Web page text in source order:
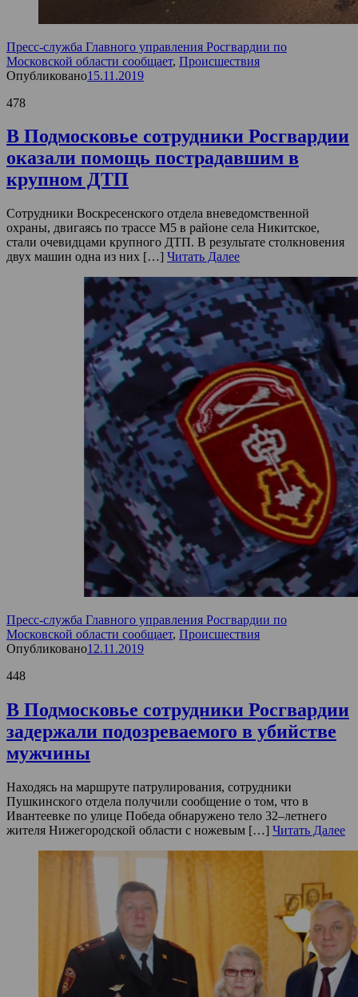
Пресс-служба Главного управления Росгвардии по
Московской области сообщает, Происшествия
Опубликовано15.11.2019
478
В Подмосковье сотрудники Росгвардии
оказали помощь пострадавшим в
крупном ДТП
Сотрудники Воскресенского отдела вневедомственной
охраны, двигаясь по трассе М5 в районе села Никитское,
стали очевидцами крупного ДТП. В результате столкновения
двух машин одна из них […] Читать Далее
Пресс-служба Главного управления Росгвардии по
Московской области сообщает, Происшествия
Опубликовано12.11.2019
448
В Подмосковье сотрудники Росгвардии
задержали подозреваемого в убийстве
мужчины
Находясь на маршруте патрулирования, сотрудники
Пушкинского отдела получили сообщение о том, что в
Ивантеевке по улице Победа обнаружено тело 32–летнего
жителя Нижегородской области с ножевым […] Читать Далее